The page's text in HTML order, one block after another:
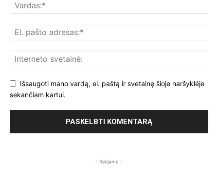
Išsaugoti mano vardą, el. paštą ir svetainę šioje naršyklėje
sekančiam kartui.
- Reklama -